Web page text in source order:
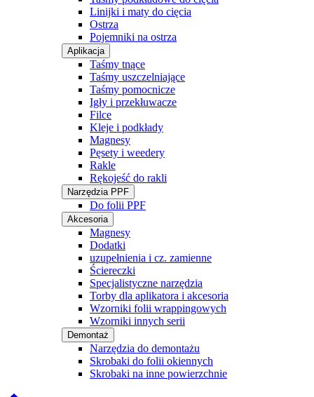
Linijki i maty do cięcia
Ostrza
Pojemniki na ostrza
Aplikacja
Taśmy tnące
Taśmy uszczelniające
Taśmy pomocnicze
Igły i przekłuwacze
Filce
Kleje i podkłady
Magnesy
Pęsety i weedery
Rakle
Rękojeść do rakli
Narzędzia PPF
Do folii PPF
Akcesoria
Magnesy
Dodatki
uzupełnienia i cz. zamienne
Ściereczki
Specjalistyczne narzędzia
Torby dla aplikatora i akcesoria
Wzorniki folii wrappingowych
Wzorniki innych serii
Demontaż
Narzędzia do demontażu
Skrobaki do folii okiennych
Skrobaki na inne powierzchnie